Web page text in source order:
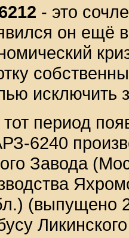
- это
он ещё
исключить
тот период
6240
Завода
(выпущено